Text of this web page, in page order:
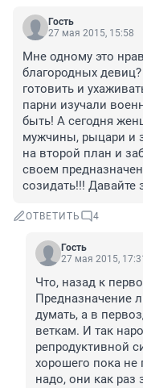
Гость
27 мая 2015, 15:58
Мне одному это
благородных
готовить и
парни изучали
быть! А сегодня
мужчины, рыцари и
на второй план и
своем
созидать!!! Давайте
ОТВЕТИТЬ 4
Гость
27 мая 2015, 17:31
Что, назад к
Предназначение
думать, а в
веткам. И так
репродуктивной
хорошего пока
надо, они как раз